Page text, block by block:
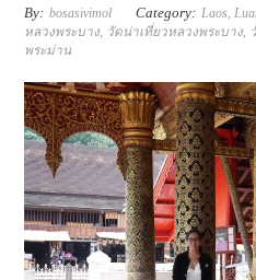
By: bosasivimol Category: Laos,
หลวงพระบาง, วัดน่าเที่ยวหลวงพระบาง,
พระม่าน